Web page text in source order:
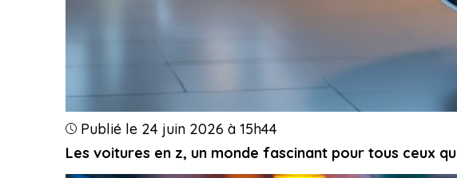
Les voitures en z, un monde fascinant pour tous ceux
Publié le 24 juin 2026 à 15h44